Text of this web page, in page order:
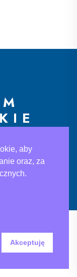
rodo-ksef
aby
oraz, za
Akceptuję